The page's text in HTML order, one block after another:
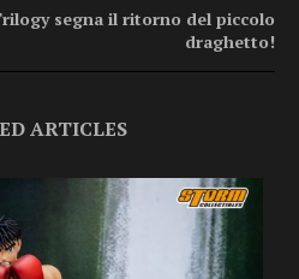
segna il ritorno del piccolo
draghetto!
ARTICLES